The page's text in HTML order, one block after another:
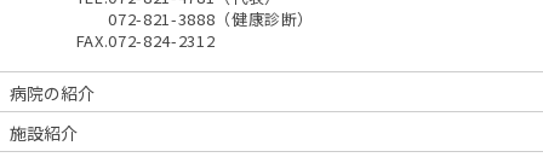
072-821-3888（健康診断）
FAX.072-824-2312
病院の紹介
施設紹介